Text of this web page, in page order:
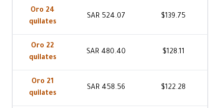
Oro 24
quilates
SAR 524.07 $139.75
Oro 22
quilates
SAR 480.40 $128.11
Oro 21
quilates
SAR 458.56 $122.28